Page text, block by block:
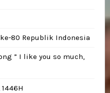
80 Republik Indonesia
” I like you so much,